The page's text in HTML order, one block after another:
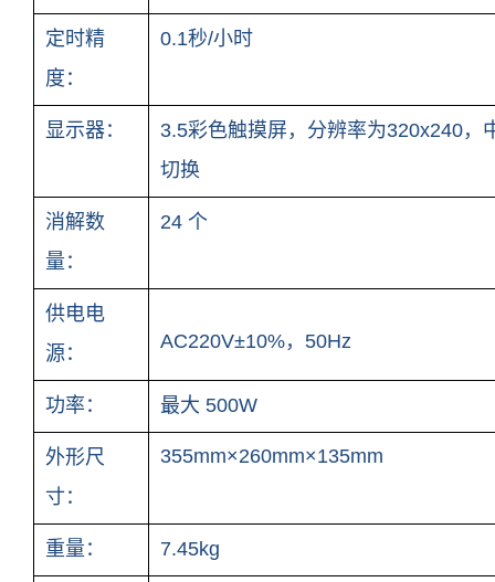
定时精
度：
0.1秒/小时
显示器：
3.5彩色触摸屏，分辨率为320x240，
切换
消解数
量：
24 个
供电电
源：
AC220V±10%，50Hz
功率： 最大 500W
外形尺
寸：
355mm×260mm×135mm
重量： 7.45kg